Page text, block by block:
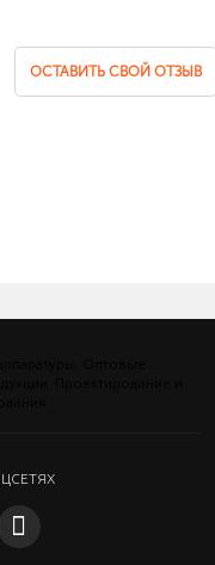
ОСТАВИТЬ СВОЙ ОТЗЫВ